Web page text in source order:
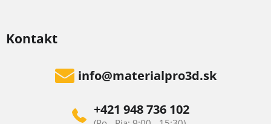
Kontakt
info@materialpro3d.sk
+421 948 736 102